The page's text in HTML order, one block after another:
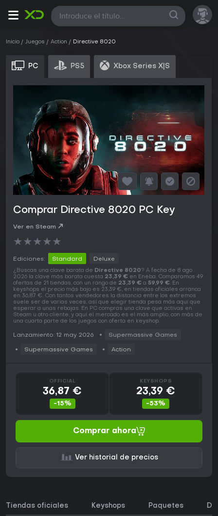
Todas
Inicio Juegos Action Directive 8020
PC PS5 Xbox Series X|S
Comprar Directive 8020 PC Key
Ver en Steam
★★★★★
Ediciones: Standard Deluxe
¿Buscas una clave barata de Directive 8020? A fecha de 8 ago
2026 la clave más barata cuesta 23,39 € en Eneba. Comparamos 49
ofertas de 21 tiendas, con un rango de 23,39 € a 59,99 €. En
keyshops el precio más bajo es 23,39 €, en tiendas oficiales arranca
en 36,87 €. Con tantos vendedores la distancia entre los extremos
suele ser de varias veces, así que elegir tienda pesa más aquí que
esperar a unas rebajas. En PC compras una clave que activas en
Steam u otro cliente, y aquí el mercado es el más amplio, con más de
una cuarta parte de los juegos con oferta en keyshop.
Lanzamiento: 12 may 2026 Supermassive Games
Supermassive Games Action
OFFICIAL
36,87 €
-15%
KEYSHOPS
23,39 €
-53%
Comprar ahora
Ver historial de precios
Tiendas oficiales Keyshops Paquetes